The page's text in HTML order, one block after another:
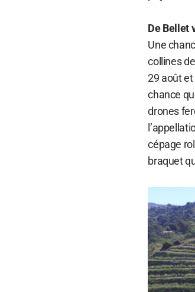
De Bellet
Une
collines
29 août et
chance
drones
cépage
braquet